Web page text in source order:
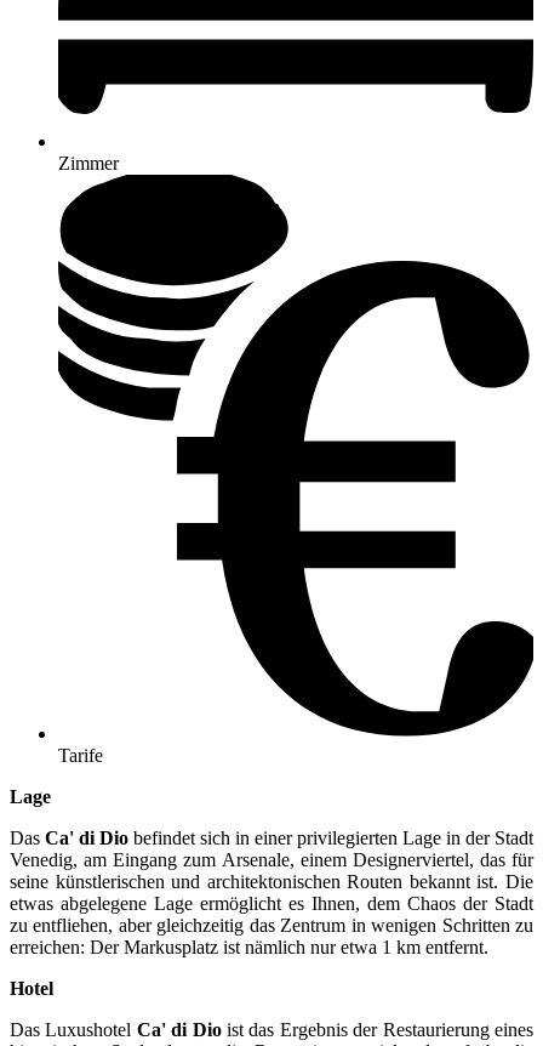
Zimmer
Tarife
Lage
Das Ca' di Dio befindet sich in einer privilegierten Lage in der Stadt
Venedig, am Eingang zum Arsenale, einem Designerviertel, das für
seine künstlerischen und architektonischen Routen bekannt ist. Die
etwas abgelegene Lage ermöglicht es Ihnen, dem Chaos der Stadt
zu entfliehen, aber gleichzeitig das Zentrum in wenigen Schritten zu
erreichen: Der Markusplatz ist nämlich nur etwa 1 km entfernt.
Hotel
Das Luxushotel Ca' di Dioist das Ergebnis der Restaurierung eines